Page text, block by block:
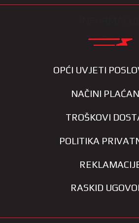
OPĆI UVJETI
NAČINI
TROŠKOVI
POLITIKA
RASKID